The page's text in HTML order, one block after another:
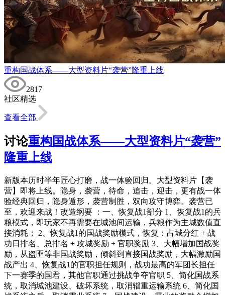
重构国战体系——大型资料片“袭营”隆重上线
2817
社区精选
查看全部
讨论重构国战体系——大型资料片“袭营”
隆重上线
新版本历时半年匠心打磨，战一体验回归。大型资料片【袭
营】即将上线。隐身，袭营，待命，追击，迎击，更有战一体
验经典回归，隐身遁形，袭营制胜，双向攻守博弈。袭营已
至，欢迎来战！改造纲要 ：一、恢复战1部分 1、恢复战1的兵
粮模式，即玩家不再需要在城池间运输，兵粮作为主城数值直
接消耗； 2、恢复战1的国战奖励模式，恢复：占城分红 + 战
功日排名、总排名 + 攻城奖励 + 官职奖励 3、大幅增加国战奖
励，从盗匪等非国战奖励，倾斜到直接国战奖励，大幅激励国
战产出 4、恢复战1的官职担任规则，战功最高的军团长担任
下一赛季的国君，其他官职通过挑战争夺官职 5、简化国战系
统，取消城池建设、破坏系统，取消辎重运输系统 6、简化国